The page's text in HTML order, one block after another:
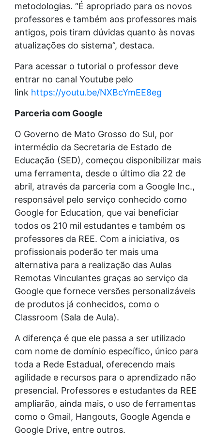
metodologias. “É apropriado para os novos
professores e também aos professores mais
antigos, pois tiram dúvidas quanto às novas
atualizações do sistema”, destaca.
Para acessar o tutorial o professor deve
entrar no canal Youtube pelo
link https://youtu.be/NXBcYmEE8eg
Parceria com Google
O Governo de Mato Grosso do Sul, por
intermédio da Secretaria de Estado de
Educação (SED), começou disponibilizar mais
uma ferramenta, desde o último dia 22 de
abril, através da parceria com a Google Inc.,
responsável pelo serviço conhecido como
Google for Education, que vai beneficiar
todos os 210 mil estudantes e também os
professores da REE. Com a iniciativa, os
profissionais poderão ter mais uma
alternativa para a realização das Aulas
Remotas Vinculantes graças ao serviço da
Google que fornece versões personalizáveis
de produtos já conhecidos, como o
Classroom (Sala de Aula).
A diferença é que ele passa a ser utilizado
com nome de domínio específico, único para
toda a Rede Estadual, oferecendo mais
agilidade e recursos para o aprendizado não
presencial. Professores e estudantes da REE
ampliarão, ainda mais, o uso de ferramentas
como o Gmail, Hangouts, Google Agenda e
Google Drive, entre outros.